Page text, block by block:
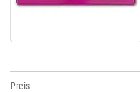
Preis